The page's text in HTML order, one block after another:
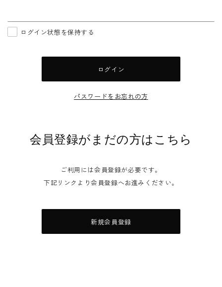
ログイン状態を保持する
パスワードをお忘れの方
会員登録がまだの方はこちら
ご利用には会員登録が必要です。
下記リンクより会員登録へお進みください。
新規会員登録